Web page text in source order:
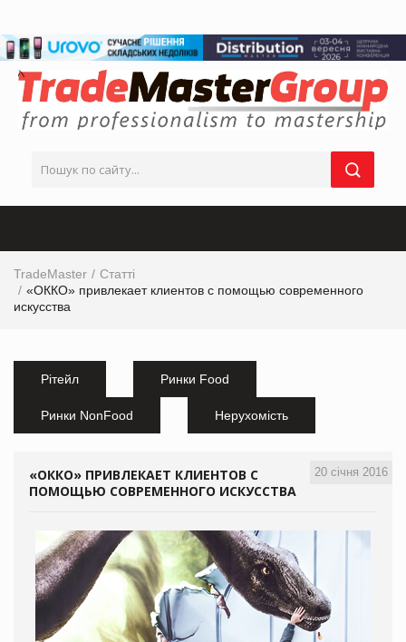
TradeMaster
Статті
«ОККО» привлекает клиентов с помощью современного
искусства
Рітейл Ринки Food
Ринки NonFood Нерухомість
20 січня 2016
«ОККО» ПРИВЛЕКАЕТ КЛИЕНТОВ С
ПОМОЩЬЮ СОВРЕМЕННОГО ИСКУССТВА